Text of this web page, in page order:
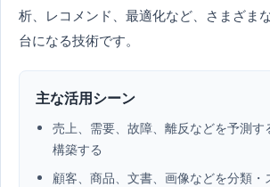
析、レコメンド、最適化など、さまざま
台になる技術です。
主な活用シーン
売上、需要、故障、離反などを予測す
構築する
顧客、商品、文書、画像などを分類・